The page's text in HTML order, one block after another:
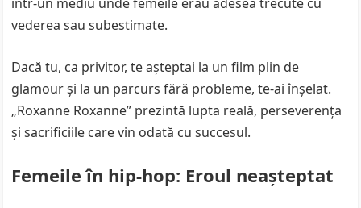
vederea sau subestimate.
Dacă tu, ca privitor, te așteptai la un film plin de
glamour și la un parcurs fără probleme, te-ai înșelat.
„Roxanne Roxanne” prezintă lupta reală, perseverența
și sacrificiile care vin odată cu succesul.
Femeile în hip-hop: Eroul neașteptat